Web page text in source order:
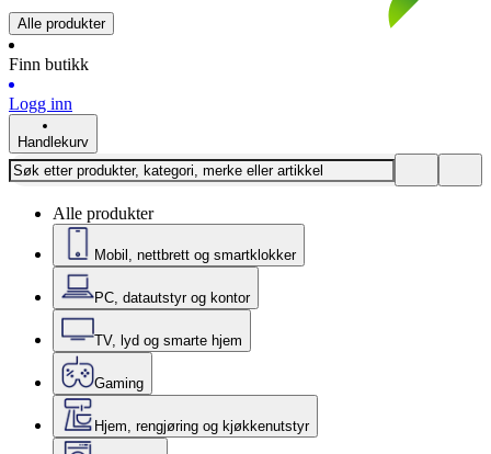
Alle produkter
Finn butikk
Logg inn
Handlekurv
Alle produkter
Mobil, nettbrett og smartklokker
PC, datautstyr og kontor
TV, lyd og smarte hjem
Gaming
Hjem, rengjøring og kjøkkenutstyr